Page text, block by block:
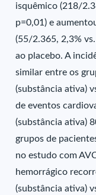
isquêmico (218/
p=0,01) e
(55/2.365, 2,3%
ao placebo. A
similar entre os
(substância ativa)
de eventos
(substância ativa)
grupos de
no estudo com
hemorrágico
(substância ativa)